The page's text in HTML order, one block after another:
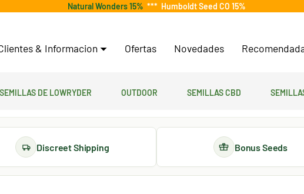
Natural Wonders 15% *** Humboldt Seed CO 15%
& Informacion Ofertas Novedades
Semillas de lowryder Outdoor Semillas CBD
Discreet Shipping Bonus Seeds